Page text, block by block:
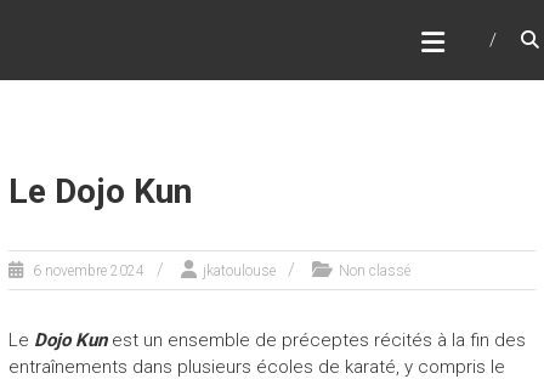
Le Dojo Kun
6 novembre 2024 jkatoulouse Non classé
Le Dojo Kunest un ensemble de préceptes récités à la fin des
entraînements dans plusieurs écoles de karaté, y compris le